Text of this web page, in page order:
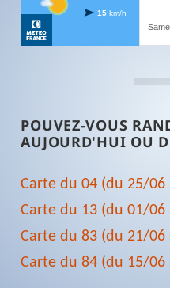
POUVEZ-VOUS
AUJOURD'HUI OU
Carte du 04 (du 25/
Carte du 13 (du 01/06
Carte du 83 (du 21/06
Carte du 84 (du 15/06